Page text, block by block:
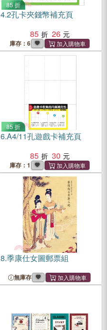
85 折
4.2孔卡夾錢幣補充頁
85
26
庫存：6
85 折
6.A4/11孔遊戲卡補充頁
85
30
庫存：1
8.季康仕女圖郵票組
無庫存